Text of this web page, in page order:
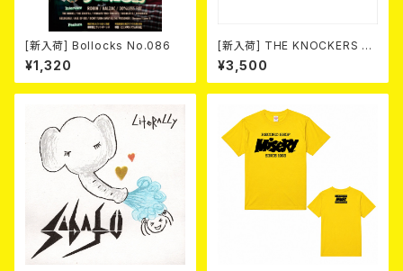
[新入荷] Bollocks No.086
¥1,320
[新入荷] THE KNOCKERS 『S
CUM COLLECTION 1999
～2013』(2xCD)
¥3,500